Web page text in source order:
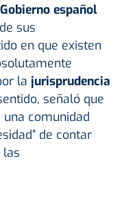
Gobierno español
sus
en que existen
la jurisprudencia
señaló que
una comunidad
de contar
las